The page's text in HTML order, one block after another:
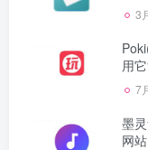
3
用
7
墨
网